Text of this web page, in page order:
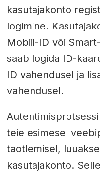
kasutajakonto
logimine.
Mobiil-ID või
saab logida ID-
ID vahendusel ja
vahendusel.
teie esimesel
taotlemisel,
kasutajakonto.